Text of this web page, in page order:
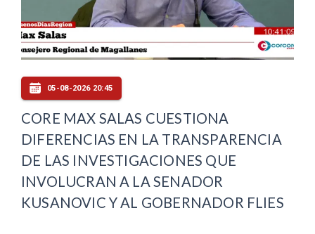
05-08-2026 20:45
CORE MAX SALAS CUESTIONA
DIFERENCIAS EN LA TRANSPARENCIA
DE LAS INVESTIGACIONES QUE
INVOLUCRAN A LA SENADOR
KUSANOVIC Y AL GOBERNADOR FLIES